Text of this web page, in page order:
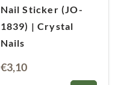
Nail Sticker (JO-
1839) | Crystal
Nails
€3,10